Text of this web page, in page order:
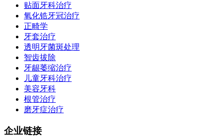
贴面牙科治疗
氧化锆牙冠治疗
正畸学
牙套治疗
透明牙菌斑处理
智齿拔除
牙龈萎缩治疗
儿童牙科治疗
美容牙科
根管治疗
磨牙症治疗
企业链接